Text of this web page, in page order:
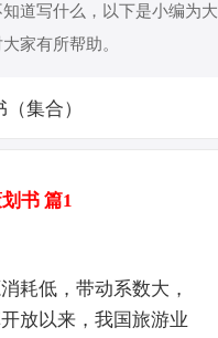
道写什么，以下是小编为大
家有所帮助。
书 篇1
低，带动系数大，
放以来，我国旅游业